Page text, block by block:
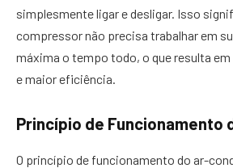
simplesmente ligar e desligar. Isso
compressor não precisa trabalhar em
máxima o tempo todo, o que resulta
e maior eficiência.
Princípio de Funcionamento
O princípio de funcionamento do ar-